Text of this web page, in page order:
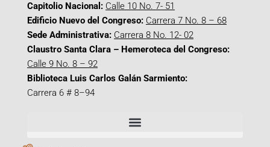
Capitolio Nacional: Calle 10 No. 7- 51
Edificio Nuevo del Congreso: Carrera 7 No. 8 – 68
Sede Administrativa: Carrera 8 No. 12- 02
Claustro Santa Clara – Hemeroteca del Congreso:
Calle 9 No. 8 – 92
Biblioteca Luis Carlos Galán Sarmiento:
Carrera 6 # 8–94